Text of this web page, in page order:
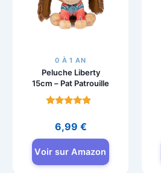
0 À 1 AN
Peluche Liberty
15cm – Pat Patrouille
4.5
sur 5
6,99 €
Voir sur Amazon